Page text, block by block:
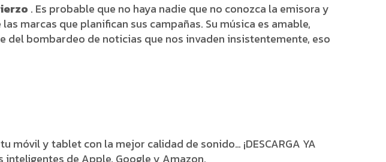
. Es probable que no haya nadie que no conozca la emisora y
marcas que planifican sus campañas. Su música es amable,
bombardeo de noticias que nos invaden insistentemente, eso
móvil y tablet con la mejor calidad de sonido… ¡DESCARGA YA
inteligentes de Apple, Google y Amazon.